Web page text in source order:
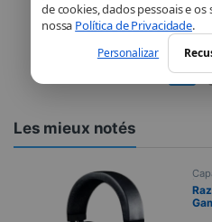
de cookies, dados pessoais e
nossa Política de Privacidade.
Personalizar
Les mieux notés
jogos